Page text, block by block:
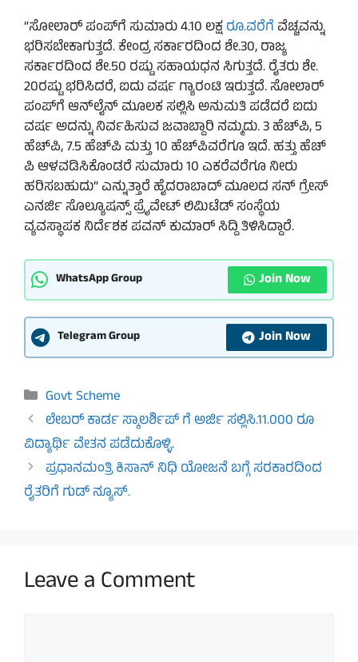
“ಸೋಲಾರ್​ ಪಂಪ್​ಗೆ ಸುಮಾರು 4.10 ಲಕ್ಷರೂ.ವರೆಗೆ ವೆಚ್ಚವನ್ನು
ಭರಿಸಬೇಕಾಗುತ್ತದೆ. ಕೇಂದ್ರ ಸರ್ಕಾರದಿಂದ ಶೇ.30, ರಾಜ್ಯ
ಸರ್ಕಾರದಿಂದ ಶೇ.50 ರಷ್ಟು ಸಹಾಯಧನ ಸಿಗುತ್ತದೆ. ರೈತರು ಶೇ.
20ರಷ್ಟು ಭರಿಸಿದರೆ, ಐದು ವರ್ಷ ಗ್ಯಾರಂಟಿ ಇರುತ್ತದೆ. ಸೋಲಾರ್
ಪಂಪ್​ಗೆ ಆನ್​ಲೈನ್ ಮೂಲಕ ಸಲ್ಲಿಸಿ ಅನುಮತಿ ಪಡೆದರೆ ಐದು
ವರ್ಷ ಅದನ್ನು ನಿರ್ವಹಿಸುವ ಜವಾಬ್ದಾರಿ ನಮ್ಮದು. 3 ಹೆಚ್​​ಪಿ, 5
ಹೆಚ್​​ಪಿ, 7.5 ಹೆಚ್​​ಪಿ ಮತ್ತು 10 ಹೆಚ್​ಪಿವರೆಗೂ ಇದೆ. ಹತ್ತು ಹೆಚ್​
ಪಿ ಆಳವಡಿಸಿಕೊಂಡರೆ ಸುಮಾರು 10 ಎಕರೆವರೆಗೂ ನೀರು
ಹರಿಸಬಹುದು” ಎನ್ನುತ್ತಾರೆ ಹೈದರಾಬಾದ್​​ ಮೂಲದ ಸನ್ ಗ್ರೇಸ್​
ಎನರ್ಜಿ ಸೊಲ್ಯೂಷನ್ಸ್​ ಪ್ರೈವೇಟ್​​ ಲಿಮಿಟೆಡ್ ಸಂಸ್ಥೆಯ
ವ್ಯವಸ್ಥಾಪಕ ನಿರ್ದೆಶಕ ಪವನ್ ಕುಮಾರ್​ ಸಿದ್ದಿ ತಿಳಿಸಿದ್ದಾರೆ.
WhatsApp Group Join Now
Telegram Group Join Now
Categories
Govt Scheme
ಲೇಬರ್ ಕಾರ್ಡ ಸ್ಕಾಲರ್ಶಿಪ್ ಗೆ ಅರ್ಜಿ ಸಲ್ಲಿಸಿ.11.000 ರೂ
ವಿದ್ಯಾರ್ಥಿ ವೇತನ ಪಡೆದುಕೊಳ್ಳಿ.
ಪ್ರಧಾನಮಂತ್ರಿ ಕಿಸಾನ್ ನಿಧಿ ಯೋಜನೆ ಬಗ್ಗೆ ಸರಕಾರದಿಂದ
ರೈತರಿಗೆ ಗುಡ್ ನ್ಯೂಸ್.
Leave a Comment